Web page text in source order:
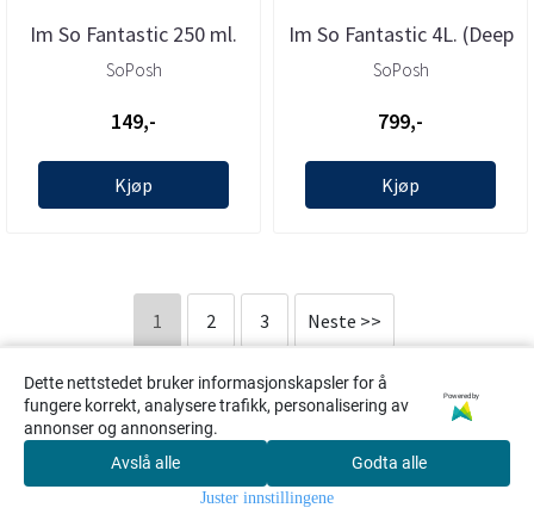
Im So Fantastic 250 ml.
(Deep Moisturizing ...
SoPosh
149,-
Kjøp
Im So Fantastic 4L. (Deep
Moisturizing ...
SoPosh
799,-
Kjøp
1 2 3 Neste >>
Viser1 til16(av34produkter)
Dette nettstedet bruker informasjonskapsler for å
fungere korrekt, analysere trafikk, personalisering av
annonser og annonsering.
Powered by
Avslå alle Godta alle
Juster innstillingene